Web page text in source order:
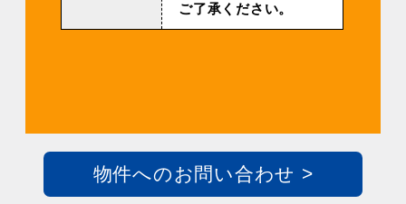
ご了承ください。
物件へのお問い合わせ >